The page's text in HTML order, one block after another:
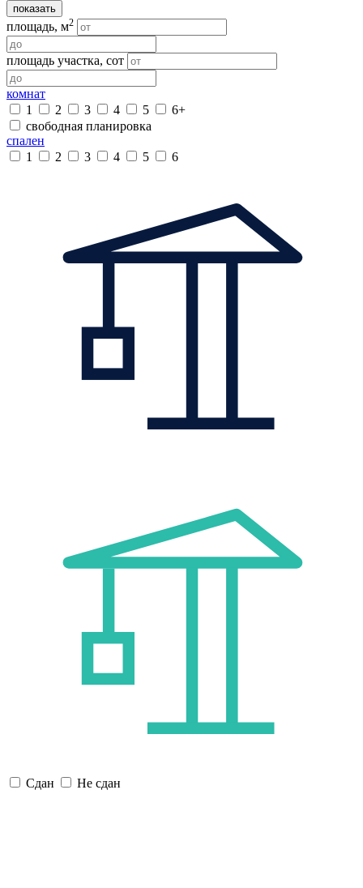
показать
площадь, м2
площадь участка, сот
комнат
1
2 3 4 5
6+
свободная планировка
спален
1
2 3 4 5 6
Сдан Не сдан